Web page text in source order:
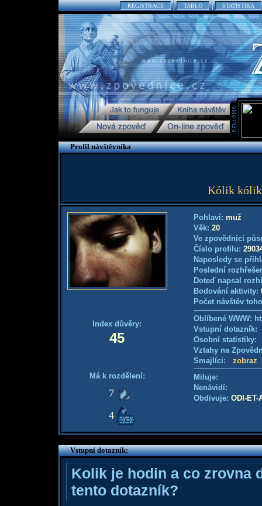
REGISTRACE TABLO STATISTIKA
Profil návštěvníka
Kólik
Index důvěry:
45
Má k rozdělení:
7
4
Pohlaví: muž
Věk: 20
Ve zpovědnici
Číslo profilu:
Naposledy se
Poslední
Doteď napsal
Bodování aktivity:
Počet návštěv
Oblíbené WWW:
Vstupní
Osobní
Vztahy na
Smajlíci: zobraz
Miluje:
Nenávidí:
Obdivuje: ODI-ET-
Vstupní dotazník:
Kolik je hodin a co zrovna
tento dotazník?